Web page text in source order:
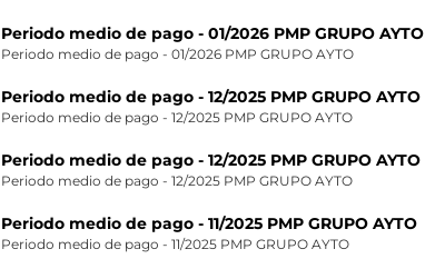
Periodo medio de pago - 01/2026 PMP GRUPO AYTO
Periodo medio de pago - 01/2026 PMP GRUPO AYTO
Periodo medio de pago - 12/2025 PMP GRUPO AYTO
Periodo medio de pago - 12/2025 PMP GRUPO AYTO
Periodo medio de pago - 12/2025 PMP GRUPO AYTO
Periodo medio de pago - 12/2025 PMP GRUPO AYTO
Periodo medio de pago - 11/2025 PMP GRUPO AYTO
Periodo medio de pago - 11/2025 PMP GRUPO AYTO